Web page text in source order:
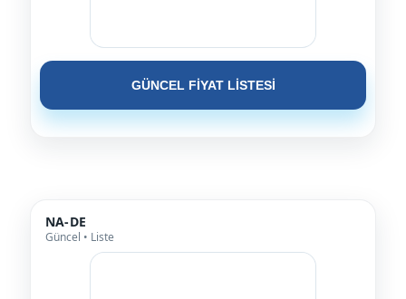
GÜNCEL FİYAT LİSTESİ
NA-DE
Güncel • Liste